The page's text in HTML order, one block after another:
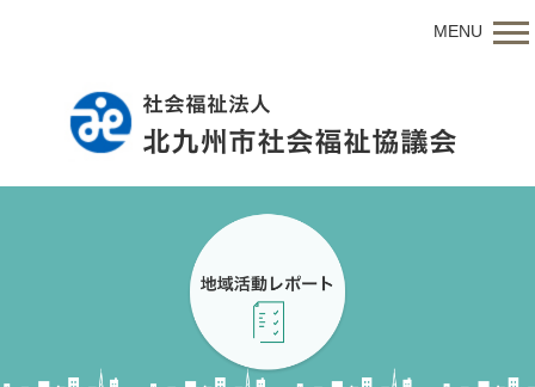
MENU